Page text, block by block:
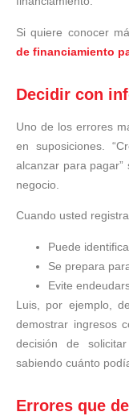
Si quiere conocer
de financiamiento
Decidir con
Uno de los errores
en suposiciones.
alcanzar para
negocio.
Cuando usted
Puede
Se prepara
Evite
Luis, por ejemplo,
demostrar ingresos
decisión de
sabiendo cuánto
Errores que